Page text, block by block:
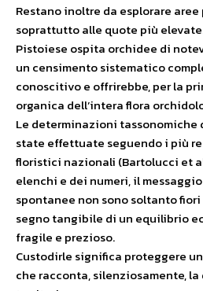
Restano inoltre da esplorare
soprattutto alle quote più
Pistoiese ospita orchidee di
un censimento sistematico
conoscitivo e offrirebbe, per la
organica dell’intera flora
Le determinazioni tassonomiche
state effettuate seguendo i più
floristici nazionali (Bartolucci et
elenchi e dei numeri, il
spontanee non sono soltanto
segno tangibile di un equilibrio
fragile e prezioso.
Custodirle significa proteggere
che racconta, silenziosamente,